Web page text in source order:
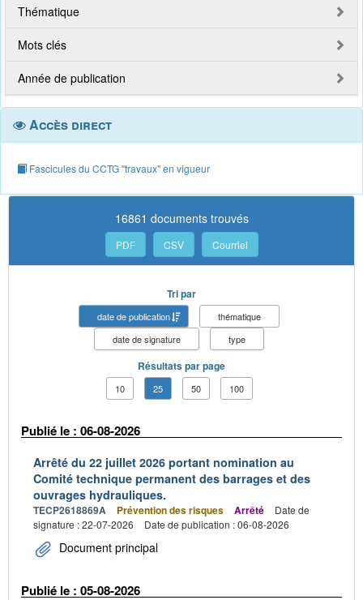
Thématique
Mots clés
Année de publication
Accès direct
Fascicules du CCTG "travaux" en vigueur
16861 documents trouvés
PDF CSV Courriel
Tri par
date de publication
thématique
date de signature
type
Résultats par page
10 25 50 100
Publié le : 06-08-2026
Arrêté du 22 juillet 2026 portant nomination au
Comité technique permanent des barrages et des
ouvrages hydrauliques.
TECP2618869A Prévention des risques Arrêté
Date de
signature : 22-07-2026
Date de publication : 06-08-2026
Document principal
Publié le : 05-08-2026